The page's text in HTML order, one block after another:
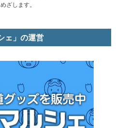
ざします。
ェ」の運営